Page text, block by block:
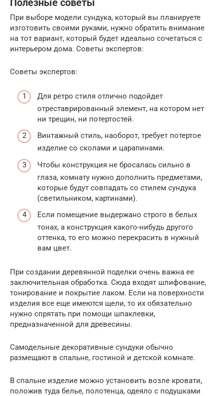
Полезные советы
При выборе модели сундука, который вы планируете
изготовить своими руками, нужно обратить внимание
на тот вариант, который будет идеально сочетаться с
интерьером дома. Советы экспертов:
Советы экспертов:
Для ретро стиля отлично подойдет
отреставрированный элемент, на котором нет
ни трещин, ни потертостей.
Винтажный стиль, наоборот, требует потертое
изделие со сколами и царапинами.
Чтобы конструкция не бросалась сильно в
глаза, комнату нужно дополнить предметами,
которые будут совпадать со стилем сундука
(светильником, картинами).
Если помещение выдержано строго в белых
тонах, а конструкция какого-нибудь другого
оттенка, то его можно перекрасить в нужный
вам цвет.
При создании деревянной поделки очень важна ее
заключительная обработка. Сюда входят шлифование,
тонирование и покрытие лаком. Если на поверхности
изделия все еще имеются щели, то их обязательно
нужно спрятать при помощи шпаклевки,
предназначенной для древесины.
Самодельные декоративные сундуки обычно
размещают в спальне, гостиной и детской комнате.
В спальне изделие можно установить возле кровати,
положив туда белье, полотенца, одеяло с подушками